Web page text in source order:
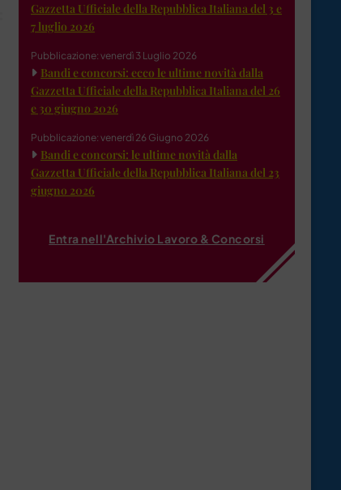
Gazzetta Ufficiale della Repubblica Italiana del 3 e
7 luglio 2026
Pubblicazione: venerdì 3 Luglio 2026
Bandi e concorsi: ecco le ultime novità dalla
Gazzetta Ufficiale della Repubblica Italiana del 26
e 30 giugno 2026
Pubblicazione: venerdì 26 Giugno 2026
Bandi e concorsi: le ultime novità dalla
Gazzetta Ufficiale della Repubblica Italiana del 23
giugno 2026
Entra nell'Archivio Lavoro & Concorsi